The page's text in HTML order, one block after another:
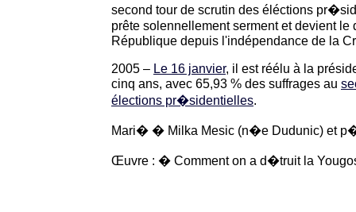
second tour de scrutin des éléctions
prête solennellement serment et devient
République depuis l'indépendance de la
2005 – Le 16 janvier, il est réélu à la
cinq ans, avec 65,93 % des suffrages au
élections pr�sidentielles.
Mari� � Milka Mesic (n�e Dudunic) et
Œuvre : � Comment on a d�truit la